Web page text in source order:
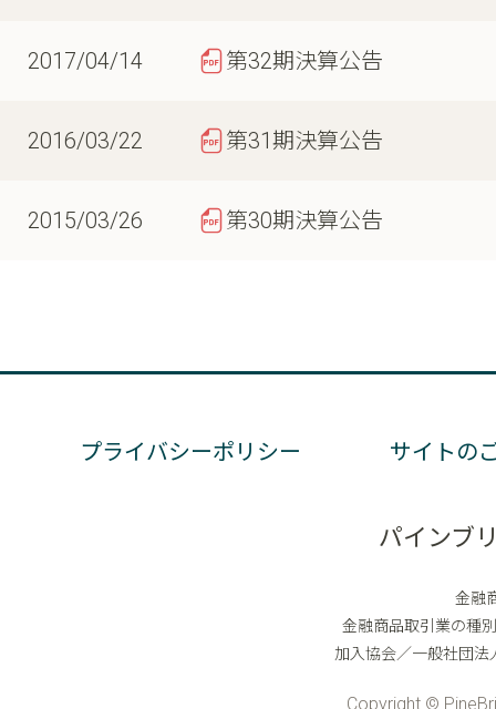
2017/04/14 第32期決算公告
2016/03/22 第31期決算公告
2015/03/26 第30期決算公告
プライバシーポリシー サイトの
パインブ
金融
金融商品取引業の種
加入協会／一般社団
Copyright ©